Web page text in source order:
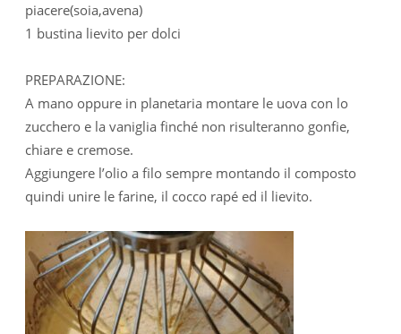
piacere(soia,avena)
1 bustina lievito per dolci
PREPARAZIONE:
A mano oppure in planetaria montare le uova con lo
zucchero e la vaniglia finché non risulteranno gonfie,
chiare e cremose.
Aggiungere l’olio a filo sempre montando il composto
quindi unire le farine, il cocco rapé ed il lievito.